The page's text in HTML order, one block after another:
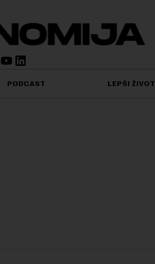
PODCAST LEPŠI ŽIVOT